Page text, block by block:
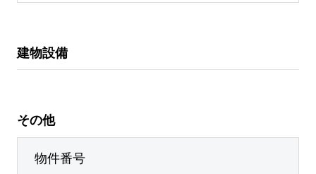
建物設備
その他
物件番号